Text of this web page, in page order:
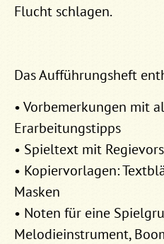
Flucht schlagen.
Das Aufführungsheft
• Vorbemerkungen mit
Erarbeitungstipps
• Spieltext mit
• Kopiervorlagen:
Masken
• Noten für eine
Melodieinstrument,